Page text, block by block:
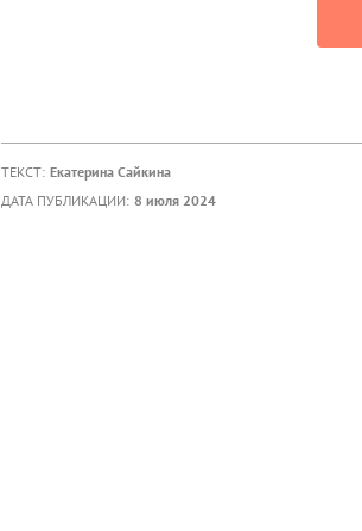
ТЕКСТ: Екатерина Сайкина
ДАТА ПУБЛИКАЦИИ: 8 июля 2024